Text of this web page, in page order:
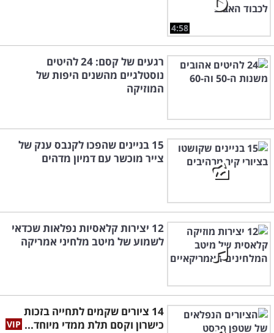
4:58
רגעים של קסם: 24 להיטים
נוסטלגיים מהשנים היפות של
המוזיקה
15 בניינים שהפכו לקנבס ענק של
צייר מוכשר עם דמיון מדהים
12 יצירות קלאסיות נפלאות שכדאי
לשמוע של מיטב מלחיני אמריקה
14 ציורים שקמים לתחייה בזכות
כישרון וקסם תלת ממדי מיוחד...